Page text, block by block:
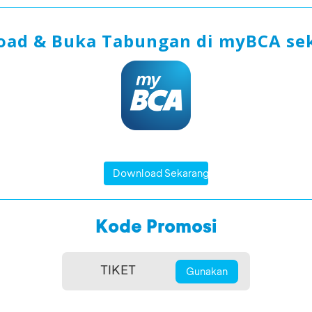
& Buka Tabungan di myBCA
Download Sekarang
Kode Promosi
Gunakan